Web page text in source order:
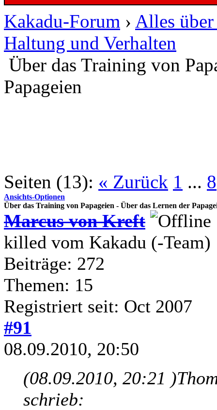
Kakadu-Forum › Alles
Haltung und Verhalten
Über das Training von
Papageien
Seiten (13): « Zurück 1 ... 8
Ansichts-Optionen
Über das Training von Papageien - Über das Lernen der
Marcus von Kreft
killed vom Kakadu (-Team)
Beiträge: 272
Themen: 15
Registriert seit: Oct 2007
#91
08.09.2010, 20:50
(08.09.2010, 20:21 )
schrieb: